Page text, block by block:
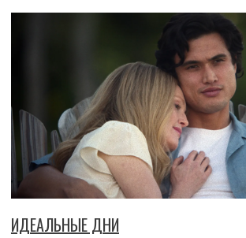
ИДЕАЛЬНЫЕ ДНИ